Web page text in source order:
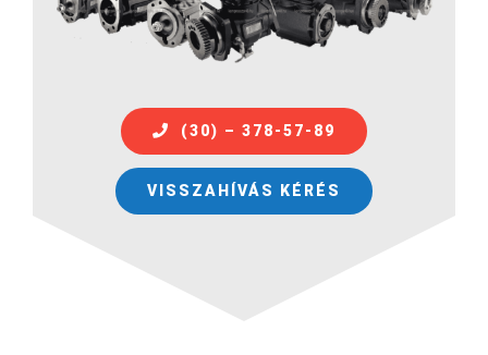
(30) – 378-57-89
VISSZAHÍVÁS KÉRÉS